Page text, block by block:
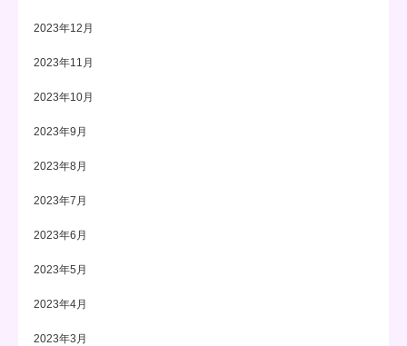
2023年12月
2023年11月
2023年10月
2023年9月
2023年8月
2023年7月
2023年6月
2023年5月
2023年4月
2023年3月